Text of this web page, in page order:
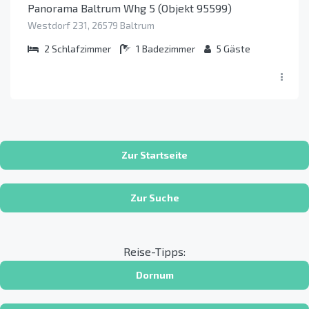
Panorama Baltrum Whg 5 (Objekt 95599)
Westdorf 231, 26579 Baltrum
2 Schlafzimmer 1 Badezimmer 5 Gäste
Zur Startseite
Zur Suche
Reise-Tipps:
Dornum